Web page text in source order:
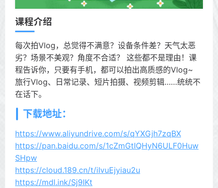
课程介绍
每次拍Vlog，总觉得不满意？设备条件差？天气太恶
劣？场景不美观？角度不合适？ 这些都不是理由！课
程告诉你，只要有手机，都可以拍出高质感的Vlog~
旅行Vlog、日常记录、短片拍摄、视频剪辑……统统不
在话下。
下载地址：
https://www.aliyundrive.com/s/qYXGjh7zqBX
https://pan.baidu.com/s/1cZmGtIQHyN6ULF0Huw
SHpw
https://cloud.189.cn/t/iIvuEjyiau2u
https://mdl.ink/Sj9IKt